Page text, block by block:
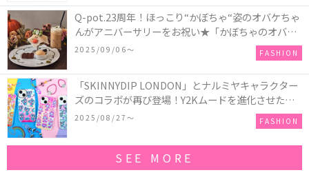
Q-pot.23周年！ほっこり“かぼちゃ“姿のオバケちゃ
んがアニバーサリーをお祝い★「かぼちゃのオバケ
ーキアクセサリー」が新発売！Q-pot CAFE.では
「かぼちゃのオバケーキプレート」も登場
2025/09/06〜 FASHION
「SKINNYDIP LONDON」とナルミヤキャラクター
ズのコラボが再び登場！Y2Kムードを進化させた新
作コレクションを発売♪
2025/08/27〜 FASHION
SEE MORE